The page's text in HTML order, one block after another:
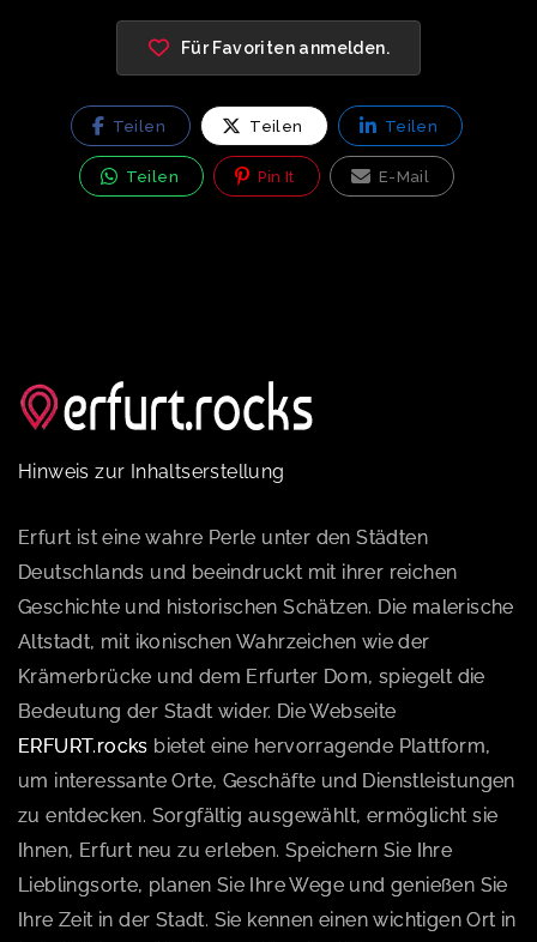
Für Favoriten anmelden.
Teilen Teilen Teilen
Teilen Pin It E-Mail
Hinweis zur Inhaltserstellung
Erfurt ist eine wahre Perle unter den Städten
Deutschlands und beeindruckt mit ihrer reichen
Geschichte und historischen Schätzen. Die malerische
Altstadt, mit ikonischen Wahrzeichen wie der
Krämerbrücke und dem Erfurter Dom, spiegelt die
Bedeutung der Stadt wider. Die Webseite
ERFURT.rocks bietet eine hervorragende Plattform,
um interessante Orte, Geschäfte und Dienstleistungen
zu entdecken. Sorgfältig ausgewählt, ermöglicht sie
Ihnen, Erfurt neu zu erleben. Speichern Sie Ihre
Lieblingsorte, planen Sie Ihre Wege und genießen Sie
Ihre Zeit in der Stadt. Sie kennen einen wichtigen Ort in